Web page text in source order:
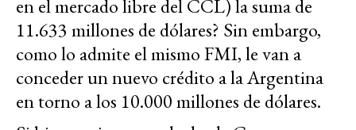
en el mercado libre del CCL) la suma de
11.633 millones de dólares? Sin embargo,
como lo admite el mismo FMI, le van a
conceder un nuevo crédito a la Argentina
en torno a los 10.000 millones de dólares.